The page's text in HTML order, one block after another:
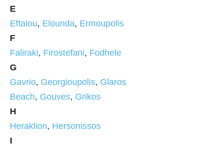
E
Eftalou, Elounda, Ermoupolis
F
Faliraki, Firostefani, Fodhele
G
Gavrio, Georgioupolis, Glaros
Beach, Gouves, Grikos
H
Heraklion, Hersonissos
I